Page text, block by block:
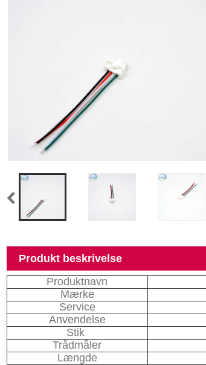
Produkt beskrivelse
Produktnavn
Mærke
Service
Anvendelse
Stik
Trådmåler
Længde